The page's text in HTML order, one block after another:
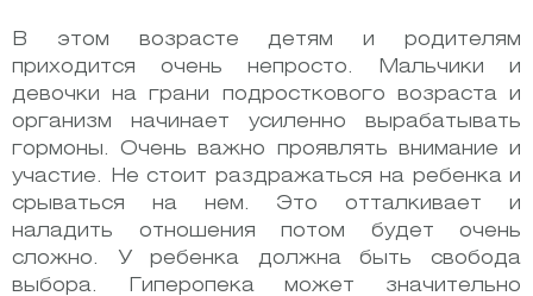
В этом возрасте детям и родителям
приходится очень непросто. Мальчики и
девочки на грани подросткового возраста и
организм начинает усиленно вырабатывать
гормоны.Очень важно проявлять внимание и
участие. Не стоит раздражаться на ребенка и
срываться на нем. Это отталкивает и
наладить отношения потом будет очень
сложно. У ребенка должна быть свобода
выбора. Гиперопека может значительно